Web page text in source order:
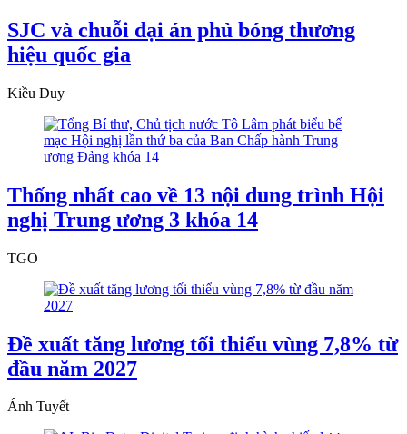
SJC và chuỗi đại án phủ bóng thương
hiệu quốc gia
Kiều Duy
Thống nhất cao về 13 nội dung trình Hội
nghị Trung ương 3 khóa 14
TGO
Đề xuất tăng lương tối thiểu vùng 7,8% từ
đầu năm 2027
Ánh Tuyết